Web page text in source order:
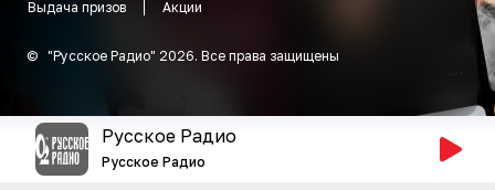
Выдача призов
Акции
© "Русское Радио" 2026. Все права защищены
Русское Радио
Русское Радио